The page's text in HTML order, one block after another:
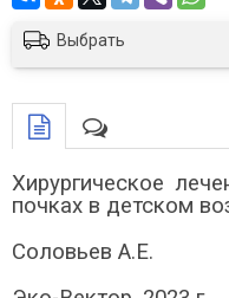
Выбрать
Хирургическое
почках в детском
Соловьев А.Е.